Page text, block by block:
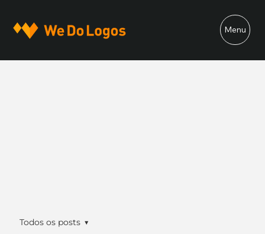
Menu
Todos os posts